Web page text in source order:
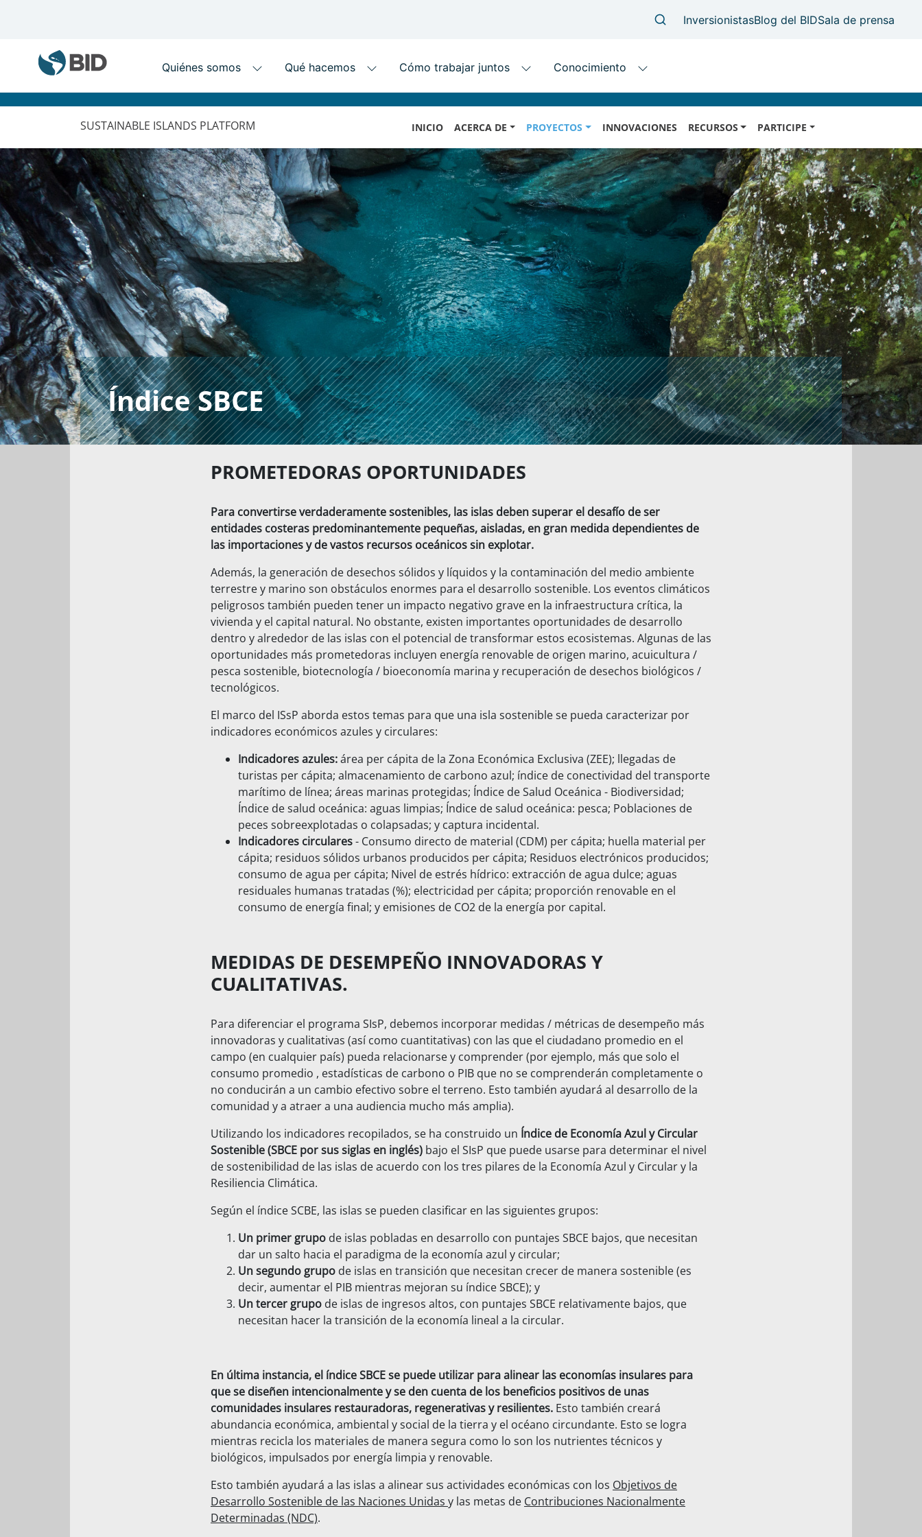
MAIN
NAVIGATION
content
SUSTAINABLE ISLANDS PLATFORM
NAVIGATION
INICIO ACERCA DE PROYECTOS INNOVACIONES RECURSOS PARTICIPE
Índice SBCE
PROMETEDORAS OPORTUNIDADES
Para convertirse verdaderamente sostenibles, las islas deben superar el desafío de ser
entidades costeras predominantemente pequeñas, aisladas, en gran medida dependientes de
las importaciones y de vastos recursos oceánicos sin explotar.
Además, la generación de desechos sólidos y líquidos y la contaminación del medio ambiente
terrestre y marino son obstáculos enormes para el desarrollo sostenible. Los eventos climáticos
peligrosos también pueden tener un impacto negativo grave en la infraestructura crítica, la
vivienda y el capital natural. No obstante, existen importantes oportunidades de desarrollo
dentro y alrededor de las islas con el potencial de transformar estos ecosistemas. Algunas de las
oportunidades más prometedoras incluyen energía renovable de origen marino, acuicultura /
pesca sostenible, biotecnología / bioeconomía marina y recuperación de desechos biológicos /
tecnológicos.
El marco del ISsP aborda estos temas para que una isla sostenible se pueda caracterizar por
indicadores económicos azules y circulares:
Indicadores azules:área per cápita de la Zona Económica Exclusiva (ZEE); llegadas de
turistas per cápita; almacenamiento de carbono azul; índice de conectividad del transporte
marítimo de línea; áreas marinas protegidas; Índice de Salud Oceánica - Biodiversidad;
Índice de salud oceánica: aguas limpias; Índice de salud oceánica: pesca; Poblaciones de
peces sobreexplotadas o colapsadas; y captura incidental.
Indicadores circulares- Consumo directo de material (CDM) per cápita; huella material per
cápita; residuos sólidos urbanos producidos per cápita; Residuos electrónicos producidos;
consumo de agua per cápita; Nivel de estrés hídrico: extracción de agua dulce; aguas
residuales humanas tratadas (%); electricidad per cápita; proporción renovable en el
consumo de energía final; y emisiones de CO2 de la energía por capital.
MEDIDAS DE DESEMPEÑO INNOVADORAS Y
CUALITATIVAS.
Para diferenciar el programa SIsP, debemos incorporar medidas / métricas de desempeño más
innovadoras y cualitativas (así como cuantitativas) con las que el ciudadano promedio en el
campo (en cualquier país) pueda relacionarse y comprender (por ejemplo, más que solo el
consumo promedio , estadísticas de carbono o PIB que no se comprenderán completamente o
no conducirán a un cambio efectivo sobre el terreno. Esto también ayudará al desarrollo de la
comunidad y a atraer a una audiencia mucho más amplia).
Utilizando los indicadores recopilados, se ha construido un Índice de Economía Azul y Circular
Sostenible (SBCE por sus siglas en inglés) bajo el SIsP que puede usarse para determinar el nivel
de sostenibilidad de las islas de acuerdo con los tres pilares de la Economía Azul y Circular y la
Resiliencia Climática.
Según el índice SCBE, las islas se pueden clasificar en las siguientes grupos:
Un primer grupo de islas pobladas en desarrollo con puntajes SBCE bajos, que necesitan
dar un salto hacia el paradigma de la economía azul y circular;
Un segundo grupo de islas en transición que necesitan crecer de manera sostenible (es
decir, aumentar el PIB mientras mejoran su índice SBCE); y
Un tercer grupo de islas de ingresos altos, con puntajes SBCE relativamente bajos, que
necesitan hacer la transición de la economía lineal a la circular.
En última instancia, el índice SBCE se puede utilizar para alinear las economías insulares para
que se diseñen intencionalmente y se den cuenta de los beneficios positivos de unas
comunidades insulares restauradoras, regenerativas y resilientes. Esto también creará
abundancia económica, ambiental y social de la tierra y el océano circundante. Esto se logra
mientras recicla los materiales de manera segura como lo son los nutrientes técnicos y
biológicos, impulsados por energía limpia y renovable.
Esto también ayudará a las islas a alinear sus actividades económicas con los Objetivos de
Desarrollo Sostenible de las Naciones Unidas y las metas de Contribuciones Nacionalmente
Determinadas (NDC).